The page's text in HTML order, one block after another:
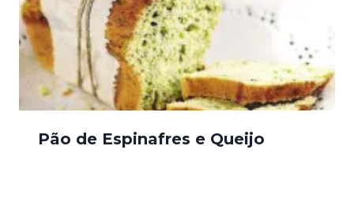
Pão de Espinafres e Queijo